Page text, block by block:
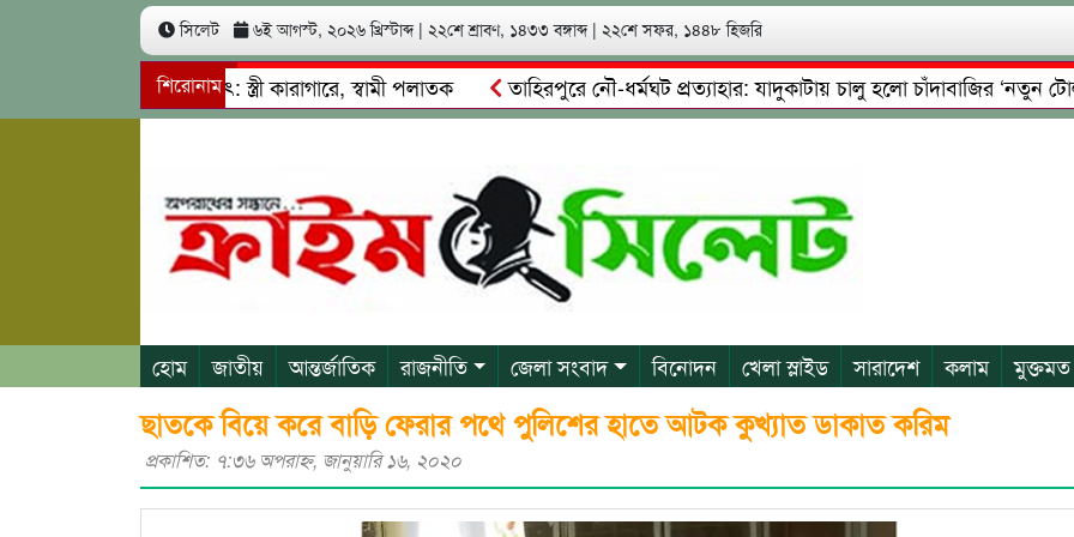
সিলেট ৬ই আগস্ট, ২০২৬ খ্রিস্টাব্দ | ২২শে শ্রাবণ, ১৪৩৩ বঙ্গাব্দ | ২২শে সফর, ১৪৪৮ হিজরি
শিরোনাম
টাকা আত্মসাৎ: স্ত্রী কারাগারে, স্বামী পলাতক তাহিরপুরে নৌ-ধর্মঘট প্রত্যাহার: যাদুকাটায় চালু হলো চাঁদাবাজির ‘নতুন টোল’!
ও শ্রমিকদের মারধর
নগরীতে কোটি টাকার সম্পত্তি দখলের চেষ্টা: গ্রেফতারের পর জামিনে মূক্ত রাসেল, আতঙ্কে পরিবার প্রেম,
হোম জাতীয় আন্তর্জাতিক রাজনীতি জেলা সংবাদ বিনোদন খেলা স্লাইড সারাদেশ কলাম মুক্তমত
ছাতকে বিয়ে করে বাড়ি ফেরার পথে পুলিশের হাতে আটক কুখ্যাত ডাকাত করিম
প্রকাশিত: ৭:৩৬ অপরাহ্ণ, জানুয়ারি ১৬, ২০২০